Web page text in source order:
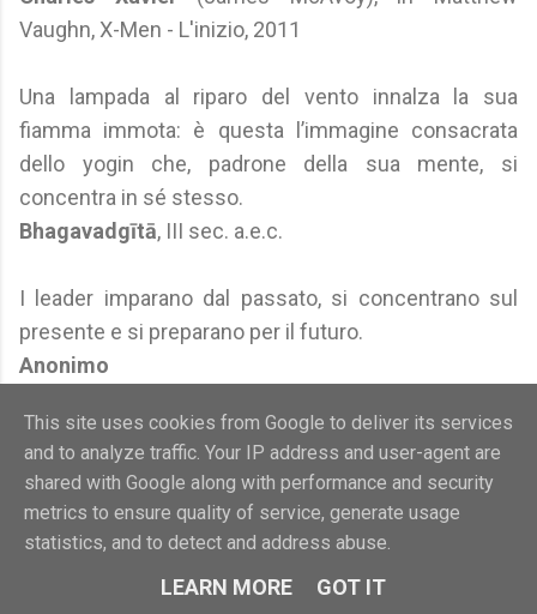
Vaughn, X-Men - L'inizio, 2011
Una lampada al riparo del vento innalza la sua
fiamma immota: è questa l’immagine consacrata
dello yogin che, padrone della sua mente, si
concentra in sé stesso.
Bhagavadgītā, III sec. a.e.c.
I leader imparano dal passato, si concentrano sul
presente e si preparano per il futuro.
Anonimo
Note
Fonte della citazione sconosciuta; se la
conosci, segnalala ad Aforismario.
Vedi anche aforismi, frasi e citazioni su:
Focalizzazione e Focus Mentale-
This site uses cookies from Google to deliver its services
and to analyze traffic. Your IP address and user-agent are
shared with Google along with performance and security
metrics to ensure quality of service, generate usage
statistics, and to detect and address abuse.
LEARN MORE GOT IT